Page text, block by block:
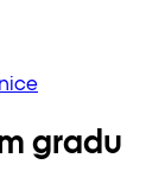
gradu